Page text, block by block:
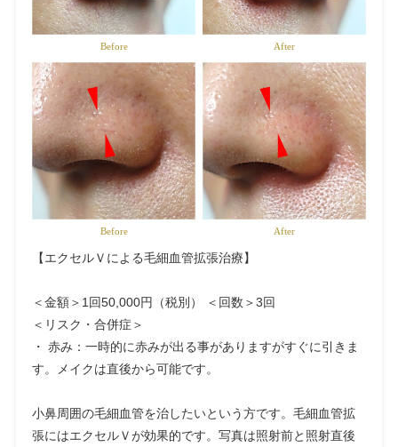
Before After
Before After
【エクセルＶによる毛細血管拡張治療】
＜金額＞1回50,000円（税別） ＜回数＞3回
＜リスク・合併症＞
・ 赤み：一時的に赤みが出る事がありますがすぐに引きま
す。メイクは直後から可能です。
小鼻周囲の毛細血管を治したいという方です。毛細血管拡
張にはエクセルＶが効果的です。写真は照射前と照射直後